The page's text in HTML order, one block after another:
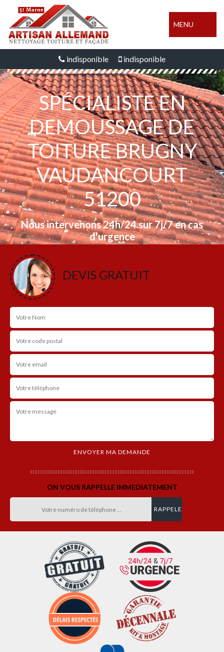
MENU
indisponible indisponible
SPÉCIALISTE EN
DEMOUSSAGE DE
TOITURE BRUGNY
VAUDANCOURT
51200
Nous intervenons 24h/24 sur 7j/7 en cas
d'urgence
DEVIS GRATUIT
ON VOUS RAPPELLE IMMEDIATEMENT